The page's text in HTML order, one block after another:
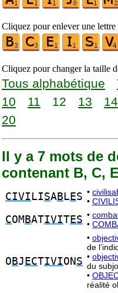
Cliquez pour enlever une lettre
Cliquez pour changer la taille
Tous alphabétique
10
11 12 13 14
20
Il y a 7 mots de
contenant B, C,
CIVI LISAB L ES •
•
COM BATIVITES •
•
O BJ ECTIVION S
•
de
•
du
•
réalité